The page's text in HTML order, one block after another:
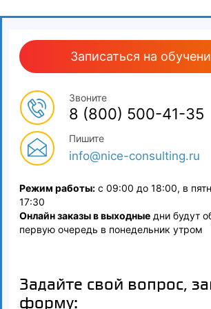
Количественный и качественный
4.1
Качественная идентификация: времена
использование стандартов, индексы
4.2
Основы количественного анализа:
высоты пика, градуировочные графики
4.3
Методы расчета концентраций: метод
калибровки, метод внутреннего
Обработка данных: работа с АЦП и ПО
Записаться на
Звоните
8 (800) 500-41-35
Пишите
info@nice-consulting.ru
Режим работы: с 09:00 до 18:00, в
17:30
Онлайн заказы в выходные дни будут
первую очередь в понедельник утром
Задайте свой вопрос,
форму: